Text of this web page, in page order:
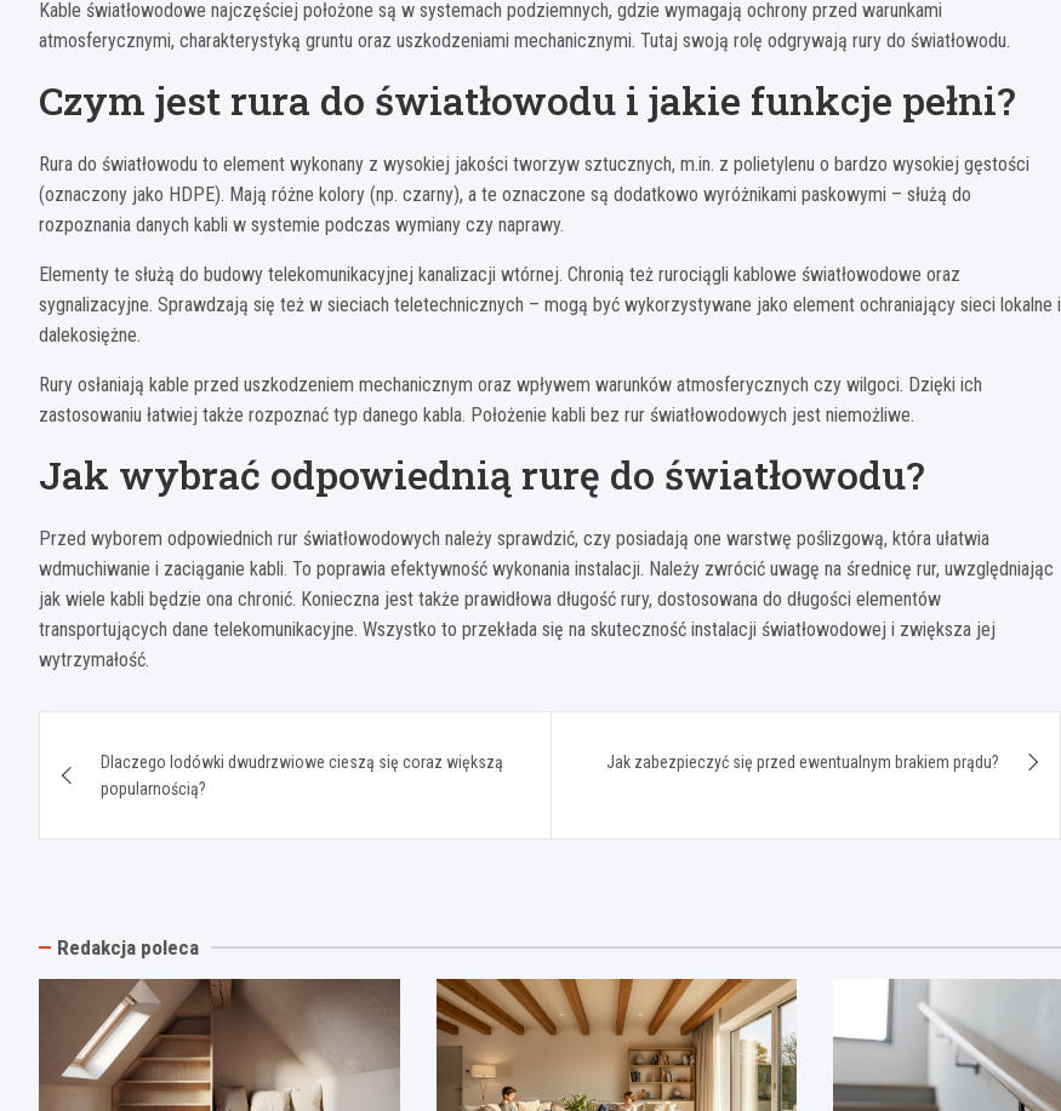
Kable światłowodowe najczęściej położone są w systemach podziemnych, gdzie wymagają ochrony przed warunkami
atmosferycznymi, charakterystyką gruntu oraz uszkodzeniami mechanicznymi. Tutaj swoją rolę odgrywają rury do światłowodu.
Czym jest rura do światłowodu i jakie funkcje pełni?
Rura do światłowodu to element wykonany z wysokiej jakości tworzyw sztucznych, m.in. z polietylenu o bardzo wysokiej gęstości
(oznaczony jako HDPE). Mają różne kolory (np. czarny), a te oznaczone są dodatkowo wyróżnikami paskowymi – służą do
rozpoznania danych kabli w systemie podczas wymiany czy naprawy.
Elementy te służą do budowy telekomunikacyjnej kanalizacji wtórnej. Chronią też rurociągli kablowe światłowodowe oraz
sygnalizacyjne. Sprawdzają się też w sieciach teletechnicznych – mogą być wykorzystywane jako element ochraniający sieci lokalne i
dalekosiężne.
Rury osłaniają kable przed uszkodzeniem mechanicznym oraz wpływem warunków atmosferycznych czy wilgoci. Dzięki ich
zastosowaniu łatwiej także rozpoznać typ danego kabla. Położenie kabli bez rur światłowodowych jest niemożliwe.
Jak wybrać odpowiednią rurę do światłowodu?
Przed wyborem odpowiednich rur światłowodowych należy sprawdzić, czy posiadają one warstwę poślizgową, która ułatwia
wdmuchiwanie i zaciąganie kabli. To poprawia efektywność wykonania instalacji. Należy zwrócić uwagę na średnicę rur, uwzględniając
jak wiele kabli będzie ona chronić. Konieczna jest także prawidłowa długość rury, dostosowana do długości elementów
transportujących dane telekomunikacyjne. Wszystko to przekłada się na skuteczność instalacji światłowodowej i zwiększa jej
wytrzymałość.
wpisu
Dlaczego lodówki dwudrzwiowe cieszą się coraz większą
popularnością?
Jak zabezpieczyć się przed ewentualnym brakiem prądu?
Redakcja poleca